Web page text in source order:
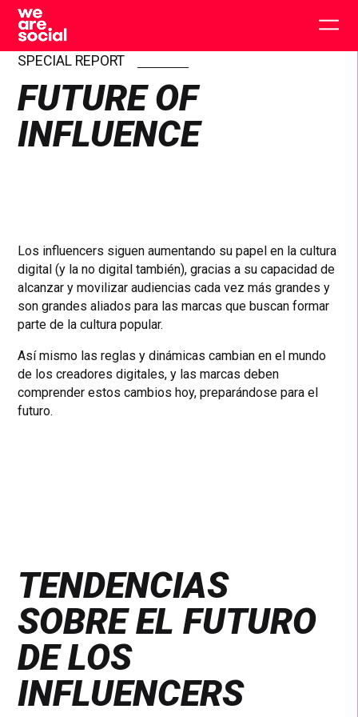
Skip
content
SPECIAL REPORT
FUTURE OF
INFLUENCE
Los influencers siguen aumentando su papel en la cultura
digital (y la no digital también), gracias a su capacidad de
alcanzar y movilizar audiencias cada vez más grandes y
son grandes aliados para las marcas que buscan formar
parte de la cultura popular.
Así mismo las reglas y dinámicas cambian en el mundo
de los creadores digitales, y las marcas deben
comprender estos cambios hoy, preparándose para el
futuro.
TENDENCIAS
SOBRE EL FUTURO
DE LOS
INFLUENCERS